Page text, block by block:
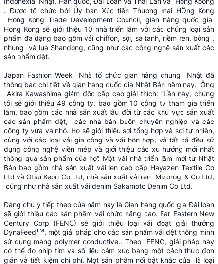
. Được tổ chức bới Ủy ban Xúc tiến Thương mại HỒng Kong
Hong Kong Trade Development Council, gian hàng quốc gia
Hong Kong sẽ giới thiệu 10 nhà triển lãm với các chủng loại sản
phẩm đa dạng bao gồm vải chiffon, sợi, sa tanh, riềm ren, bông ,
nhung và lụa Shandong, cũng như các công nghệ sản xuất các
sản phẩm dệt.
Japan Fashion Week Nhà tổ chức gian hàng chung Nhật đã
thông báo chi tiết về gian hàng quốc gia Nhật Bản năm nay. Ông
Akira Kawashima giám đốc cấp cao giải thích: “Lần này, chúng
tôi sẽ giới thiệu 49 công ty, bao gồm 10 công ty tham gia triển
lãm, bao gồm các nhà sản xuất lâu đời từ các khu vực sản xuất
các sản phẩm dệt, các nhà bán buôn chuyên nghiệp và các
công ty vừa và nhỏ. Họ sẽ giới thiệu sợi tổng hợp và sợi tự nhiên,
cùng với các loại vải gia công và vải hỗn hợp, và tất cả đều sử
dụng công nghệ viền mép và giới thiệu các xu hướng mới nhất
thông qua sản phẩm của họ”. Một vài nhà triển lãm mới từ Nhật
Bản bao gồm nhà sản xuất vải len cao cấp Hayazen Textile Co
Ltd và Otsu Keori Co Ltd, nhà sản xuất vải ren Mizorogi & Co Ltd,
cũng như nhà sản xuất vải denim Sakamoto Denim Co Ltd.
Đáng chú ý tiếp theo của năm nay là Gian hàng quốc gia Đài loan
sẽ giới thiệu các sản phẩm vải chức năng cao. Far Eastern New
Century Corp (FENC) sẽ giới thiệu loại vải đoạt giải thưởng
DynaFeedTM, một giải pháp cho các sản phẩm vải dệt thông minh
sử dụng màng polymer conductive.. Theo FENC, giải pháp này
có thể đo nhịp tim và số liệu cảm xúc bàng một cách thức đơn
giản và tiết kiệm chi phí. Mọt sản phẩm nổi bật khác của là loại